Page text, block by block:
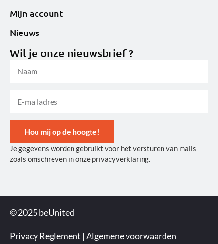
Mijn account
Nieuws
Wil je onze nieuwsbrief ?
Hou mij op de hoogte!
Alternative:
Je gegevens worden gebruikt voor het versturen van mails
zoals omschreven in onze privacyverklaring.
© 2025 beUnited
Privacy Reglement |Algemene voorwaarden